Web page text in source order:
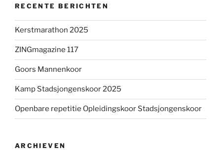
RECENTE BERICHTEN
Kerstmarathon 2025
ZINGmagazine 117
Goors Mannenkoor
Kamp Stadsjongenskoor 2025
Openbare repetitie Opleidingskoor Stadsjongenskoor
ARCHIEVEN